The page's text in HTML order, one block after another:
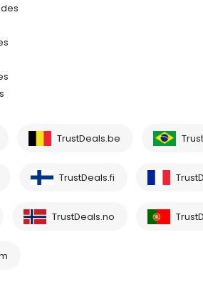
TrustDeals.be
TrustDeals.fi
TrustDeals.no